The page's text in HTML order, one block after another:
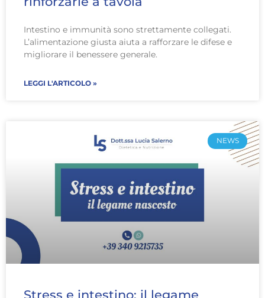
Intestino e immunità sono strettamente collegati.
L’alimentazione giusta aiuta a rafforzare le difese e
migliorare il benessere generale.
LEGGI L'ARTICOLO »
NEWS
Stress e intestino: il legame